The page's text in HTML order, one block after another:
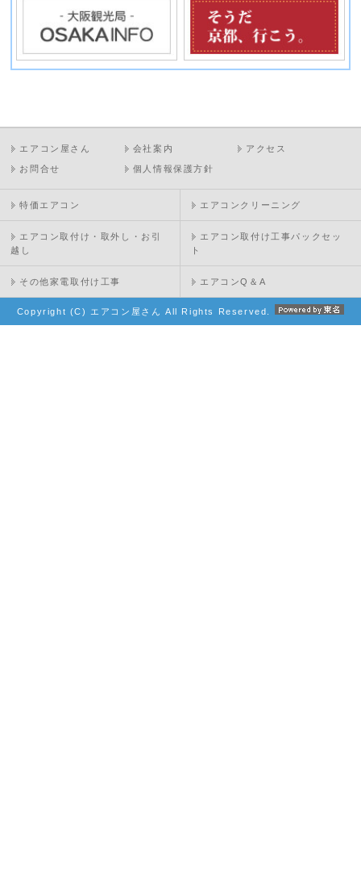
エアコン屋さん 会社案内 アクセス
お問合せ 個人情報保護方針
特価エアコン エアコンクリーニング
エアコン取付け・取外し・お引
越し
エアコン取付け工事パックセッ
ト
その他家電取付け工事 エアコンQ＆A
Copyright (C) エアコン屋さん All Rights Reserved.